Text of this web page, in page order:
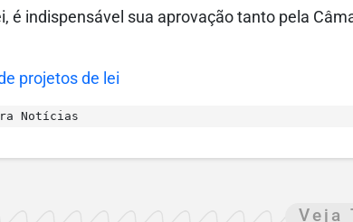
é indispensável sua aprovação tanto pela
projetos de lei
Notícias
Veja